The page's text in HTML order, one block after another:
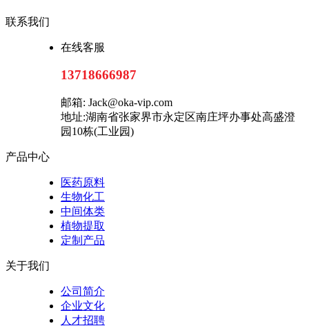
联系我们
在线客服
13718666987
邮箱: Jack@oka-vip.com
地址:湖南省张家界市永定区南庄坪办事处高盛澄
园10栋(工业园)
产品中心
医药原料
生物化工
中间体类
植物提取
定制产品
关于我们
公司简介
企业文化
人才招聘